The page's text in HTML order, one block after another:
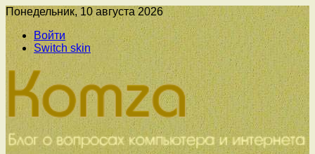
Понедельник, 10 августа 2026
Войти
Switch skin